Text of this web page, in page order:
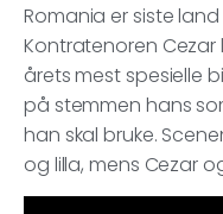
Romania er siste
Kontratenoren
årets mest spesielle
på stemmen hans
han skal bruke.
og lilla, mens Cezar